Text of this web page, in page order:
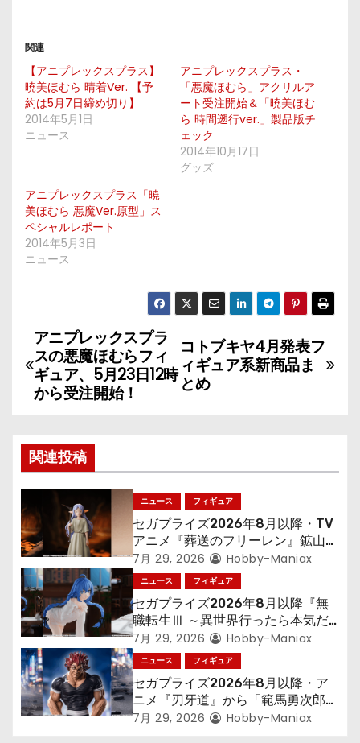
関連
【アニプレックスプラス】
暁美ほむら 晴着Ver. 【予
約は5月7日締め切り】
2014年5月1日
ニュース
アニプレックスプラス・
「悪魔ほむら」アクリルア
ート受注開始＆「暁美ほむ
ら 時間遡行ver.」製品版チ
ェック
2014年10月17日
グッズ
アニプレックスプラス「暁
美ほむら 悪魔Ver.原型」ス
ペシャルレポート
2014年5月3日
ニュース
投
稿
ビ
ゲ
ー
シ
ョ
ン
コトブキヤ4月発表フ
ィギュア系新商品ま
とめ
アニプレックスプラ
スの悪魔ほむらフィ
ギュア、5月23日12時
から受注開始！
関連投稿
ニュース フィギュア
セガプライズ2026年8月以降・TV
アニメ『葬送のフリーレン』鉱山で
300年働くことになっっちゃった
「フリーレン」を立体化！
7月 29, 2026 Hobby-Maniax
ニュース フィギュア
セガプライズ2026年8月以降『無
職転生Ⅲ ～異世界行ったら本気だ
す～』から「ロキシー」のフィギュ
アが登場！
7月 29, 2026 Hobby-Maniax
ニュース フィギュア
セガプライズ2026年8月以降・ア
ニメ『刃牙道』から「範馬勇次郎」
が登場ッッ!!
7月 29, 2026 Hobby-Maniax